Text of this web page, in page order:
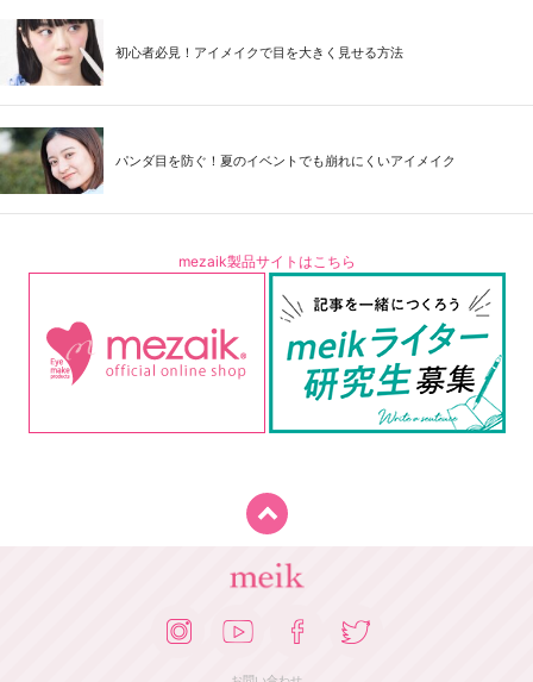
初心者必見！アイメイクで目を大きく見せる方法
パンダ目を防ぐ！夏のイベントでも崩れにくいアイメイク
mezaik製品サイトはこちら